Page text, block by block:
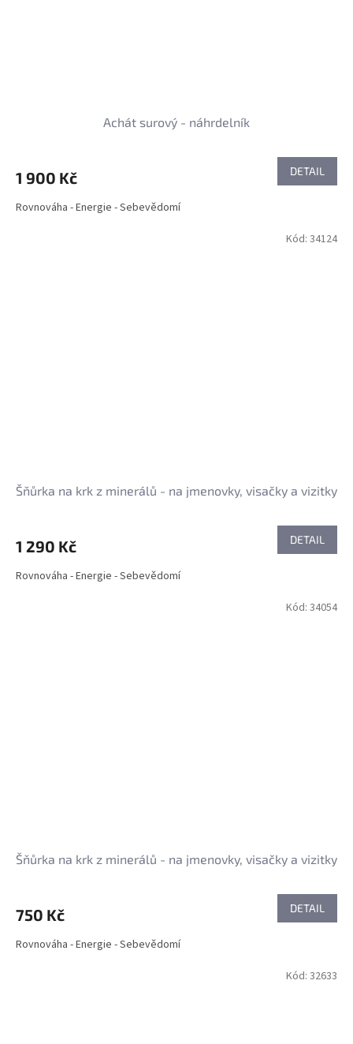
Achát surový - náhrdelník
1 900 Kč DETAIL
Rovnováha - Energie - Sebevědomí
Šňůrka na krk z minerálů - na jmenovky, visačky a vizitky
1 290 Kč DETAIL
Rovnováha - Energie - Sebevědomí
Kód: 34124
Šňůrka na krk z minerálů - na jmenovky, visačky a vizitky
750 Kč DETAIL
Rovnováha - Energie - Sebevědomí
Kód: 34054
Kód: 32633